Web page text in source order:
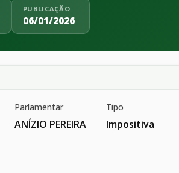
PUBLICAÇÃO
06/01/2026
Parlamentar
ANÍZIO PEREIRA
Tipo
Impositiva